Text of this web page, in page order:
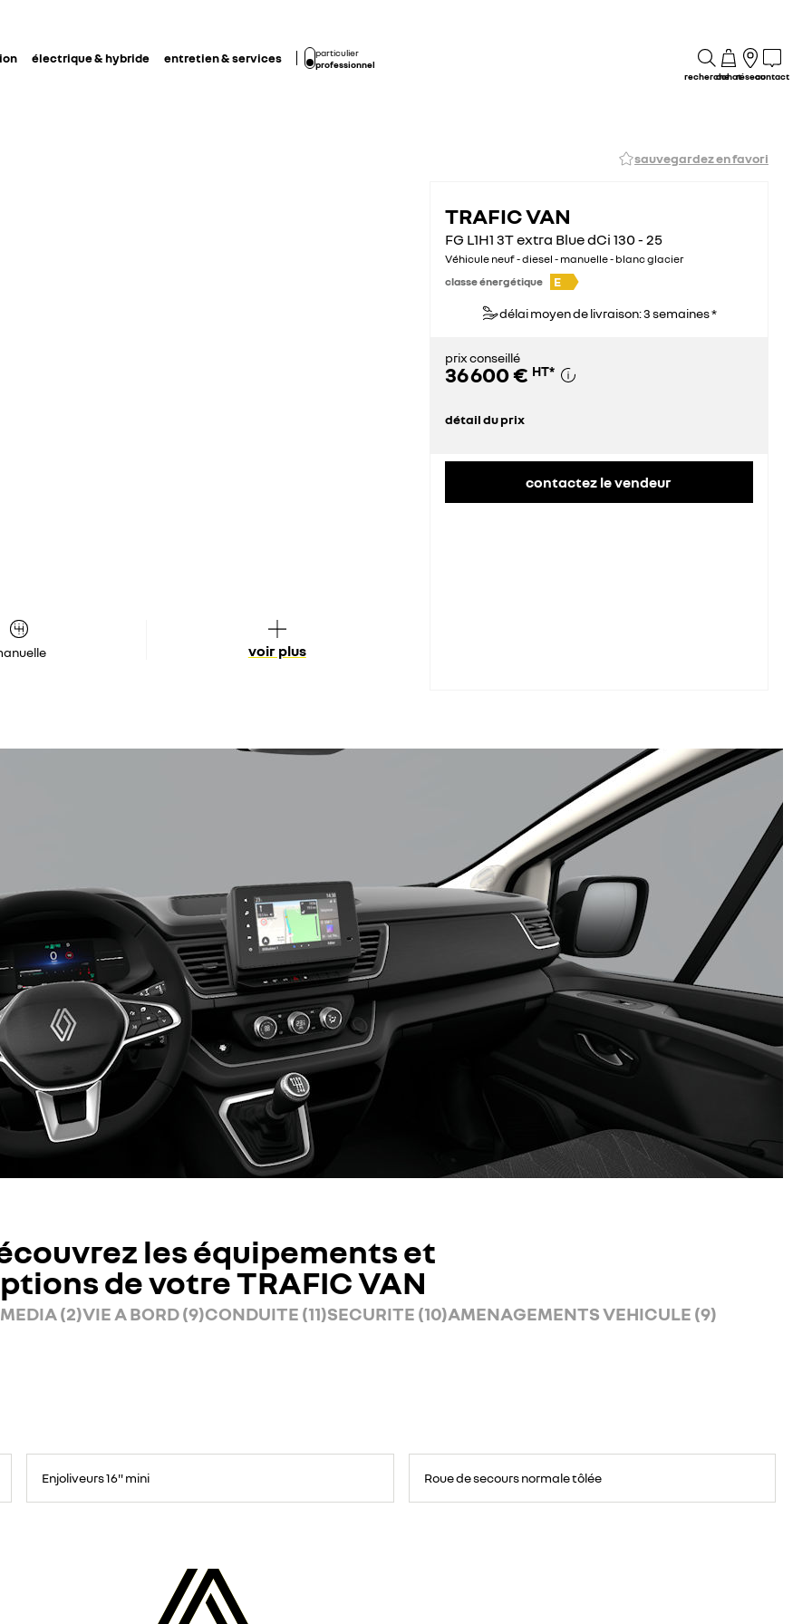
électrique & hybride entretien & services
particulier
professionnel
rechercheachatréseaucontact
sauvegardez en favori
voir plus
TRAFIC VAN
FG L1H1 3T extra Blue dCi 130 - 25
Véhicule neuf - diesel - manuelle - blanc glacier
classe énergétique
E
délai moyen de livraison: 3 semaines *
prix conseillé
36 600 € HT*
détail du prix
contactez le vendeur
les équipements et
de votre TRAFIC VAN
(2)VIE A BORD (9)CONDUITE (11)SECURITE (10)AMENAGEMENTS VEHICULE (9)
Enjoliveurs 16" mini
secours
Roue de secours normale tôlée